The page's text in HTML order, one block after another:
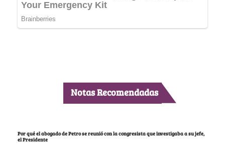
Notas Recomendadas
Por qué el abogado de Petro se reunió con la congresista que investigaba a su jefe,
el Presidente